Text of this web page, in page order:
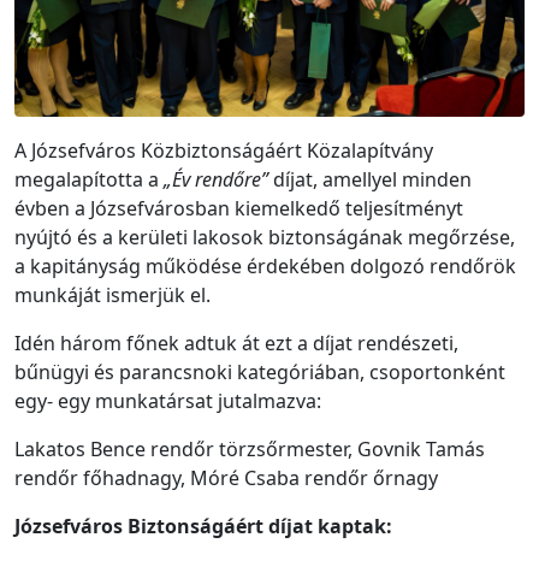
A Józsefváros Közbiztonságáért Közalapítvány
megalapította a „Év rendőre”díjat, amellyel minden
évben a Józsefvárosban kiemelkedő teljesítményt
nyújtó és a kerületi lakosok biztonságának megőrzése,
a kapitányság működése érdekében dolgozó rendőrök
munkáját ismerjük el.
Idén három főnek adtuk át ezt a díjat rendészeti,
bűnügyi és parancsnoki kategóriában, csoportonként
egy- egy munkatársat jutalmazva:
Lakatos Bence rendőr törzsőrmester, Govnik Tamás
rendőr főhadnagy, Móré Csaba rendőr őrnagy
Józsefváros Biztonságáért díjat kaptak: